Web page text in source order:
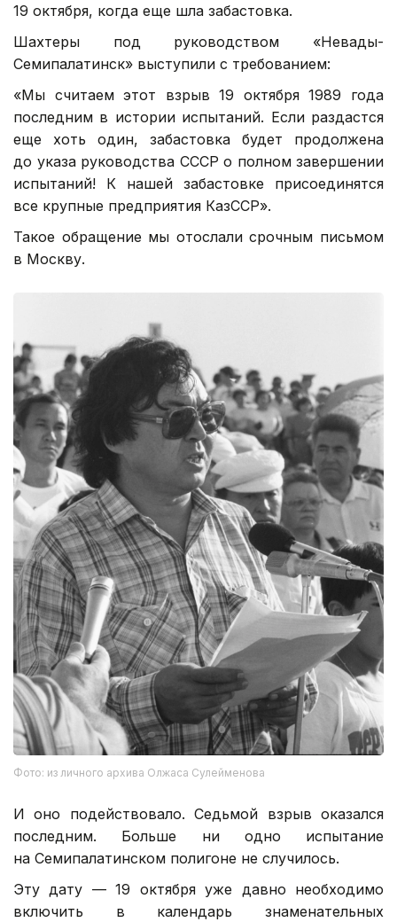
19 октября, когда еще шла забастовка.
Шахтеры под руководством «Невады-
Семипалатинск» выступили с требованием:
«Мы считаем этот взрыв 19 октября 1989 года
последним в истории испытаний. Если раздастся
еще хоть один, забастовка будет продолжена
до указа руководства СССР о полном завершении
испытаний! К нашей забастовке присоединятся
все крупные предприятия КазССР».
Такое обращение мы отослали срочным письмом
в Москву.
Фото: из личного архива Олжаса Сулейменова
И оно подействовало. Седьмой взрыв оказался
последним. Больше ни одно испытание
на Семипалатинском полигоне не случилось.
Эту дату — 19 октября уже давно необходимо
включить в календарь знаменательных